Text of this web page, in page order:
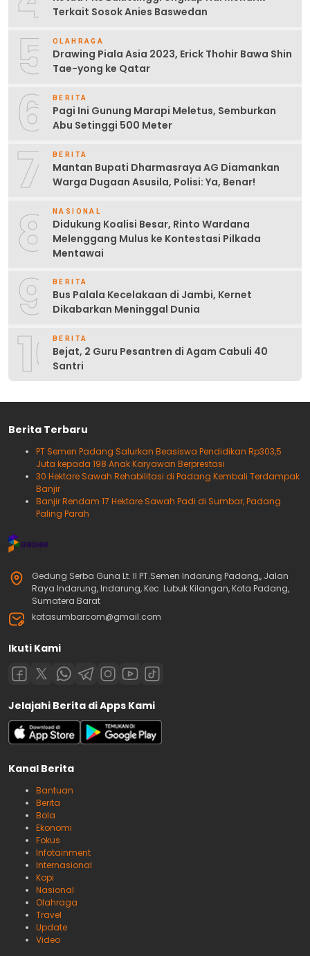
Terkait Sosok Anies Baswedan
5 OLAHRAGA
Drawing Piala Asia 2023, Erick Thohir Bawa Shin
Tae-yong ke Qatar
6 BERITA
Pagi Ini Gunung Marapi Meletus, Semburkan
Abu Setinggi 500 Meter
7 BERITA
Mantan Bupati Dharmasraya AG Diamankan
Warga Dugaan Asusila, Polisi: Ya, Benar!
8 NASIONAL
Didukung Koalisi Besar, Rinto Wardana
Melenggang Mulus ke Kontestasi Pilkada
Mentawai
9 BERITA
Bus Palala Kecelakaan di Jambi, Kernet
Dikabarkan Meninggal Dunia
10BERITA
Bejat, 2 Guru Pesantren di Agam Cabuli 40
Santri
Berita Terbaru
PT Semen Padang Salurkan Beasiswa Pendidikan Rp303,5
Juta kepada 198 Anak Karyawan Berprestasi
30 Hektare Sawah Rehabilitasi di Padang Kembali Terdampak
Banjir
Banjir Rendam 17 Hektare Sawah Padi di Sumbar, Padang
Paling Parah
Gedung Serba Guna Lt. II PT.Semen Indarung Padang,, Jalan
Raya Indarung, Indarung, Kec. Lubuk Kilangan, Kota Padang,
Sumatera Barat
katasumbarcom@gmail.com
Ikuti Kami
Jelajahi Berita di Apps Kami
Kanal Berita
Bantuan
Berita
Bola
Ekonomi
Fokus
Infotainment
Internasional
Kopi
Nasional
Olahraga
Travel
Update
Video